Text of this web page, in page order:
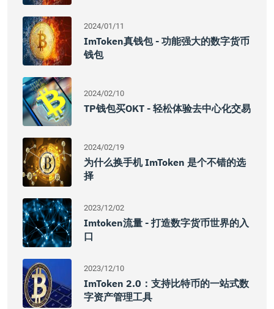
2024/01/11
ImToken真钱包 - 功能强大的数字货币
钱包
2024/02/10
TP钱包买OKT - 轻松体验去中心化交易
2024/02/19
为什么换手机 ImToken 是个不错的选
择
2023/12/02
Imtoken流量 - 打造数字货币世界的入
口
2023/12/10
ImToken 2.0：支持比特币的一站式数
字资产管理工具